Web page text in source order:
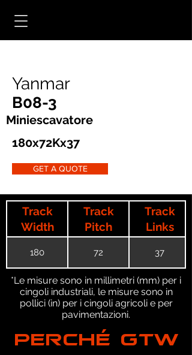
Yanmar
B08-3
Miniescavatore
180x72Kx37
GET A QUOTE
Track
Width
Track
Pitch
Track
Links
180 72 37
*Le misure sono in millimetri (mm) per i
cingoli industriali, le misure sono in
pollici (in) per i cingoli agricoli e per
pavimentazioni.
PERCHÉ GTW